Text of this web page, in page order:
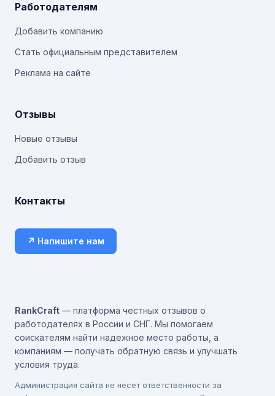
Работодателям
Добавить компанию
Стать официальным представителем
Реклама на сайте
Отзывы
Новые отзывы
Добавить отзыв
Контакты
↗ Напишите нам
RankCraft — платформа честных отзывов о
работодателях в России и СНГ. Мы помогаем
соискателям найти надежное место работы, а
компаниям — получать обратную связь и улучшать
условия труда.
Администрация сайта не несет ответственности за